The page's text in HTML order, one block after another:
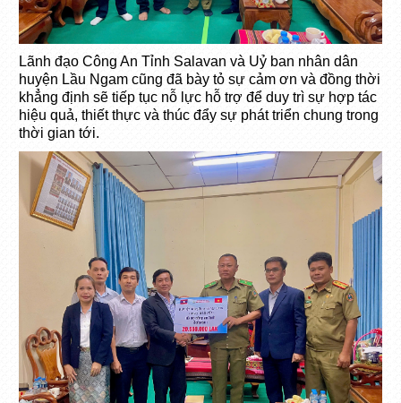
Lãnh đạo Công An Tỉnh Salavan và Uỷ ban nhân dân
huyện Lầu Ngam cũng đã bày tỏ sự cảm ơn và đồng thời
khẳng định sẽ tiếp tục nỗ lực hỗ trợ để duy trì sự hợp tác
hiệu quả, thiết thực và thúc đẩy sự phát triển chung trong
thời gian tới.